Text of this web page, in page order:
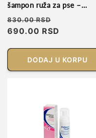
šampon ruža za pse –
prirodna nega
Regularna
cena
830.00 RSD
cena
690.00 RSD
DODAJ U KORPU